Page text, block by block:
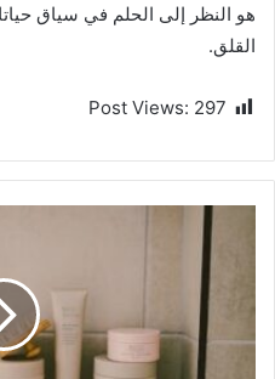
هو النظر إلى الحلم في سياق
القلق.
Post Views: 297